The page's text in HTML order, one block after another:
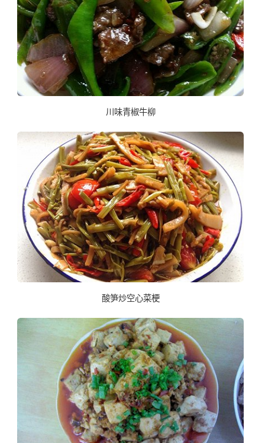
川味青椒牛柳
酸笋炒空心菜梗